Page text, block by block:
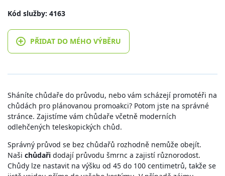
Kód služby: 4163
PŘIDAT DO MÉHO VÝBĚRU
Sháníte chůdaře do průvodu, nebo vám scházejí promotéři na
chůdách pro plánovanou promoakci? Potom jste na správné
stránce. Zajistíme vám chůdaře včetně moderních
odlehčených teleskopických chůd.
Správný průvod se bez chůdařů rozhodně nemůže obejít.
Naši chůdaři dodají průvodu šmrnc a zajistí různorodost.
Chůdy lze nastavit na výšku od 45 do 100 centimetrů, takže se